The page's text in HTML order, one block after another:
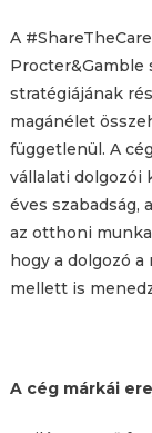
A
Procter&Gamble
stratégiájának
magánélet
függetlenül. A
vállalati dolgozói
éves szabadság,
az otthoni
hogy a dolgozó
mellett is
A cég márkái